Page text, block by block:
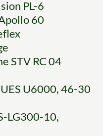
PL-6
60
STV RC 04
U6000, 46-30
LG300-10,